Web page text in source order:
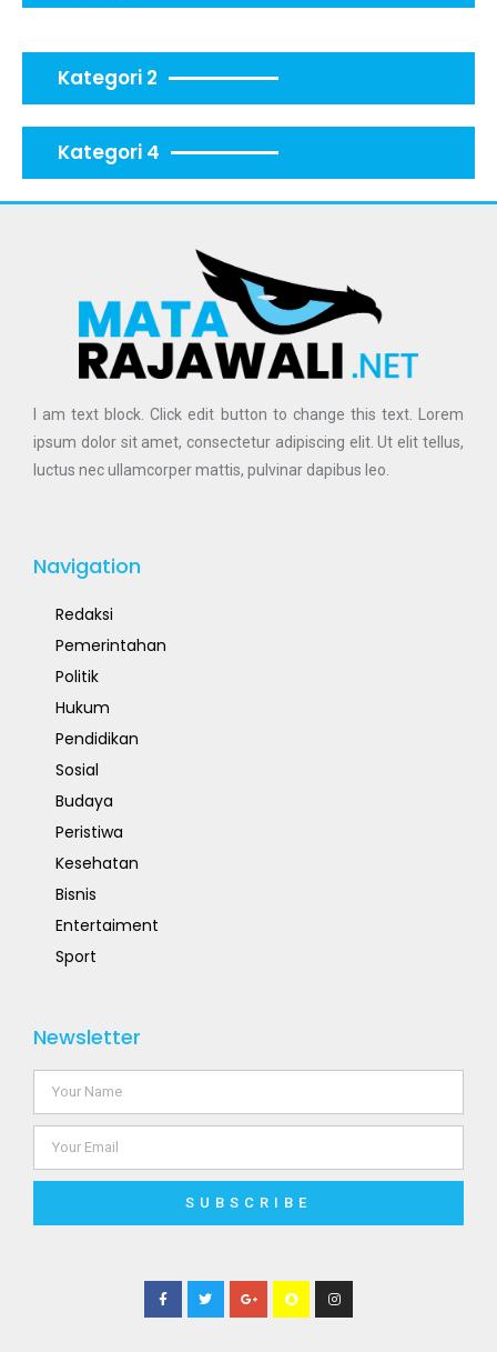
Kategori 2
Kategori 4
I am text block. Click edit button to change this text. Lorem
ipsum dolor sit amet, consectetur adipiscing elit. Ut elit tellus,
luctus nec ullamcorper mattis, pulvinar dapibus leo.
Navigation
Redaksi
Pemerintahan
Politik
Hukum
Pendidikan
Sosial
Budaya
Peristiwa
Kesehatan
Bisnis
Entertaiment
Sport
Newsletter
SUBSCRIBE